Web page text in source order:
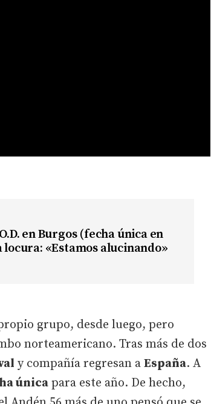
en Burgos (fecha única en
locura: «Estamos alucinando»
grupo, desde luego, pero
norteamericano. Tras más de dos
y compañía regresan a España. A
únicapara este año. De hecho,